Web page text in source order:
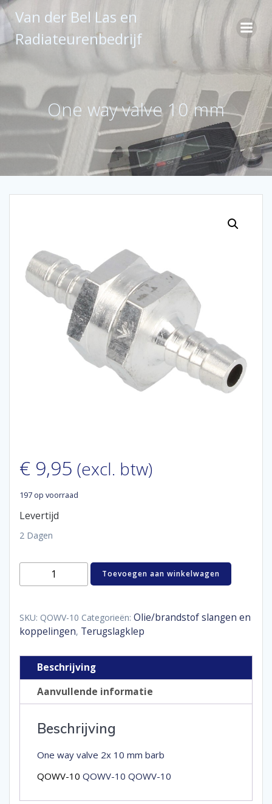
Ga
naar
inhoud
Van der Bel Las en
Radiateurenbedrijf
One way valve 10 mm
€ 9,95 (excl. btw)
197 op voorraad
Levertijd
2 Dagen
One
mm
aantal
Toevoegen aan winkelwagen
SKU: QOWV-10 Categorieën: Olie/brandstof slangen en
koppelingen, Terugslagklep
Beschrijving
Aanvullende informatie
Beschrijving
One way valve 2x 10 mm barb
QOWV-10 QOWV-10 QOWV-10